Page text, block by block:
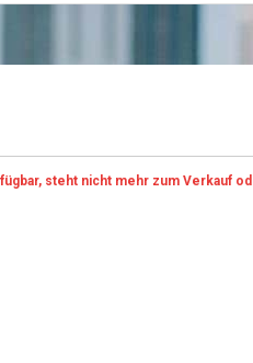
steht nicht mehr zum Verkauf